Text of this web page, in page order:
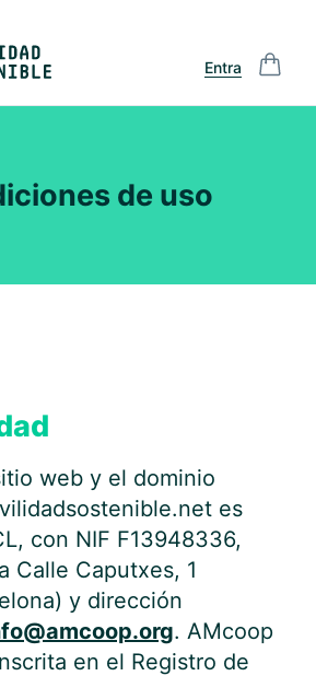
Entra
de uso
web y el dominio
es
con NIF F13948336,
Calle Caputxes, 1
y dirección
. AMcoop
en el Registro de